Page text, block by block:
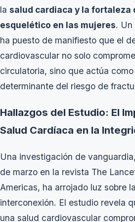
la salud cardiaca y la fortaleza
esquelético en las mujeres. Un
ha puesto de manifiesto que el
cardiovascular no solo
circulatoria, sino que actúa
determinante del riesgo de
Hallazgos del Estudio: El
Salud Cardíaca en la
Una investigación de
de marzo en la revista The
Americas, ha arrojado luz sobre
interconexión. El estudio revela
una salud cardiovascular